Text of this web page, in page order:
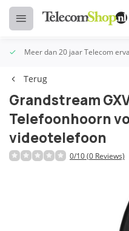
Meer dan 20 jaar Telecom
Terug
Grandstream
Telefoonhoorn
videotelefoon
0/10 (0 Reviews)